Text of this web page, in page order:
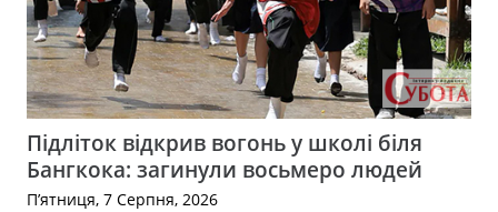
Підліток відкрив вогонь у школі біля
Бангкока: загинули восьмеро людей
П’ятниця, 7 Серпня, 2026